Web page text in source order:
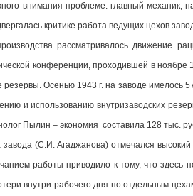
внимания проблеме: главный механик,
критике работа ведущих цехов
рассматривалось движение
конференции, проходившей в
резервы. Осенью 1943 г. на заводе имелось
и использованию внутризаводских
Пылин – экономия составила 128 тыс.
(С.И. Агаджанова) отмечался
работы приводило к тому, что здесь
внутри рабочего дня по отдельным